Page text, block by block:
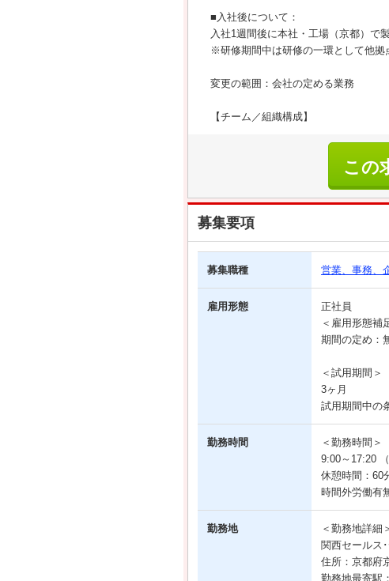
■入社後について：
入社1週間後に本社・工場（京都）で
※研修期間中は研修の一環として他拠
変更の範囲：会社の定める業務
【チーム／組織構成】
この
募集要項
募集職種 営業、事務、
雇用形態
正社員
＜雇用形態補
期間の定め：
＜試用期間＞
3ヶ月
試用期間中の
勤務時間
＜勤務時間＞
9:00～17:20
休憩時間：60
時間外労働有
勤務地
＜勤務地詳細
関西セールス
住所：京都府
勤務地最寄駅